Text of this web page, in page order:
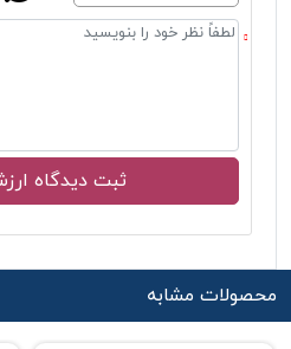
محصولات مشابه